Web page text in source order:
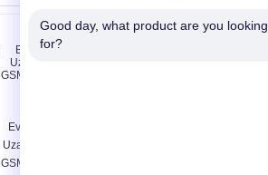
Ev güvenliği için
Uzaktan Kumanda
GSM Alarm Sistemi
Good day, what product are you looking
for?